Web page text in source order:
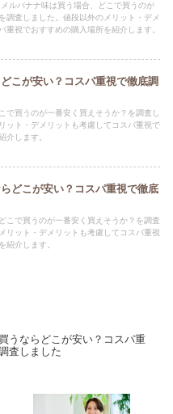
ルバナナ味は買う場合、どこで買うのが
調査しました。値段以外のメリット・デメ
重視でおすすめの購入場所を紹介します。
こが安い？コスパ重視で徹底調
で買うのが一番安く買えそうか？を調査し
ット・デメリットも考慮してコスパ重視で
介します。
どこが安い？コスパ重視で徹底
こで買うのが一番安く買えそうか？を調査
リット・デメリットも考慮してコスパ重視
紹介します。
うならどこが安い？コスパ重
査しました